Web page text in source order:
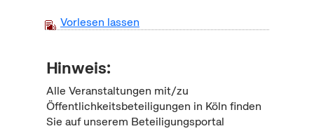
Vorlesen lassen
Hinweis:
Alle Veranstaltungen mit/zu
Öffentlichkeitsbeteiligungen in Köln finden
Sie auf unserem Beteiligungsportal